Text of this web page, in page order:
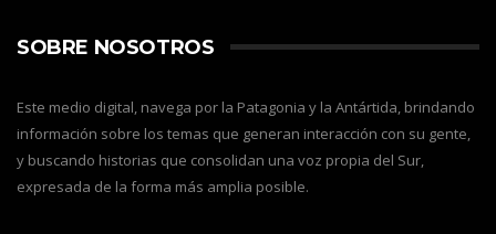
SOBRE NOSOTROS
Este medio digital, navega por la Patagonia y la Antártida, brindando
información sobre los temas que generan interacción con su gente,
y buscando historias que consolidan una voz propia del Sur,
expresada de la forma más amplia posible.